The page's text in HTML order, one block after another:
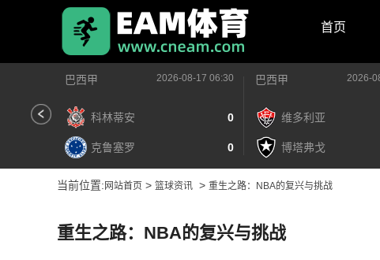
首页
巴西甲 2026-08-17 06:30
科林蒂安 0
克鲁塞罗 0
巴西甲 2026-
维多利亚
博塔弗戈
当前位置: 网站首页 > 篮球资讯 > 重生之路：NBA的复兴与挑战
重生之路：NBA的复兴与挑战